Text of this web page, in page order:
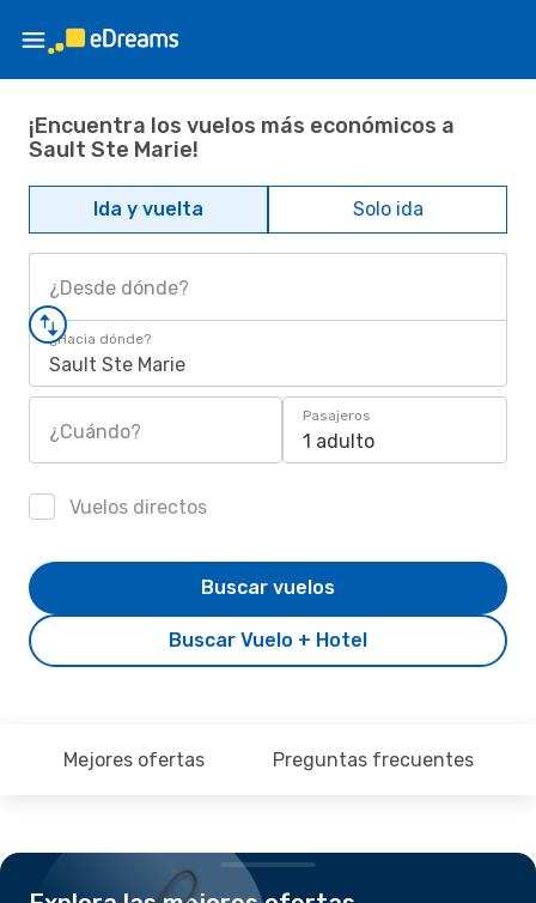
¡Encuentra los vuelos más económicos a
Sault Ste Marie!
Ida y vuelta Solo ida
¿Desde dónde?
¿Hacia dónde?
Sault Ste Marie
¿Cuándo?
Pasajeros
1 adulto
Vuelos directos
Buscar Vuelo + Hotel
Buscar vuelos
Mejores ofertas Preguntas frecuentes